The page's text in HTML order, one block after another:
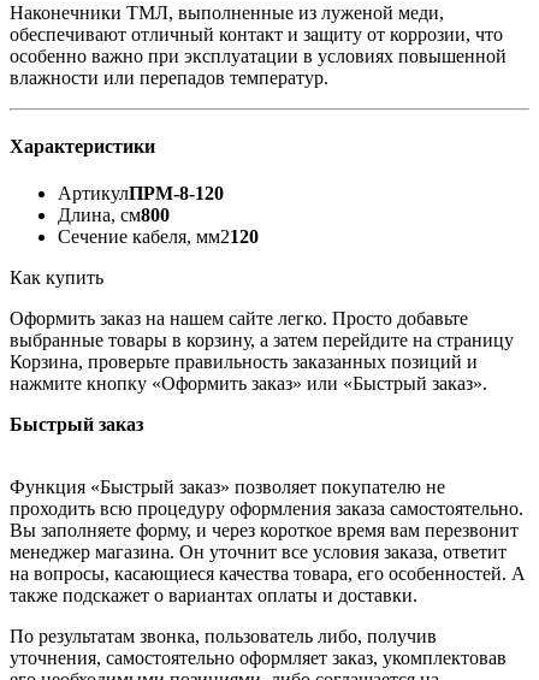
Наконечники ТМЛ, выполненные из луженой меди,
обеспечивают отличный контакт и защиту от коррозии, что
особенно важно при эксплуатации в условиях повышенной
влажности или перепадов температур.
Характеристики
АртикулПРМ-8-120
Длина, см800
Сечение кабеля, мм2120
Как купить
Оформить заказ на нашем сайте легко. Просто добавьте
выбранные товары в корзину, а затем перейдите на страницу
Корзина, проверьте правильность заказанных позиций и
нажмите кнопку «Оформить заказ» или «Быстрый заказ».
Быстрый заказ
Функция «Быстрый заказ» позволяет покупателю не
проходить всю процедуру оформления заказа самостоятельно.
Вы заполняете форму, и через короткое время вам перезвонит
менеджер магазина. Он уточнит все условия заказа, ответит
на вопросы, касающиеся качества товара, его особенностей. А
также подскажет о вариантах оплаты и доставки.
По результатам звонка, пользователь либо, получив
уточнения, самостоятельно оформляет заказ, укомплектовав